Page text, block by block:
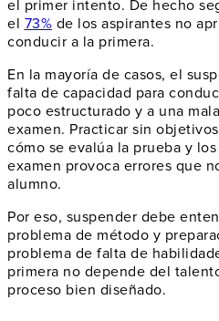
el primer intento. De hecho
el 73% de los aspirantes no
conducir a la primera.
En la mayoría de casos, el
falta de capacidad para
poco estructurado y a una
examen. Practicar sin
cómo se evalúa la prueba y
examen provoca errores que
alumno.
Por eso, suspender debe
problema de método y
problema de falta de
primera no depende del
proceso bien diseñado.